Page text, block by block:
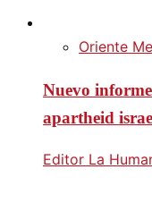
Oriente
Nuevo
apartheid
Editor La